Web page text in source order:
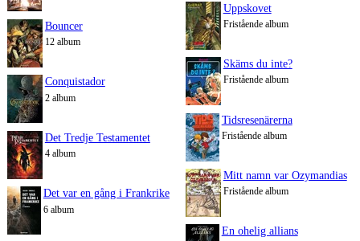
Bouncer
12 album
Conquistador
2 album
Det Tredje Testamentet
4 album
Det var en gång i Frankrike
6 album
Uppskovet
Fristående album
Skäms du inte?
Fristående album
Tidsresenärerna
Fristående album
Mitt namn var Ozymandias
Fristående album
En ohelig allians